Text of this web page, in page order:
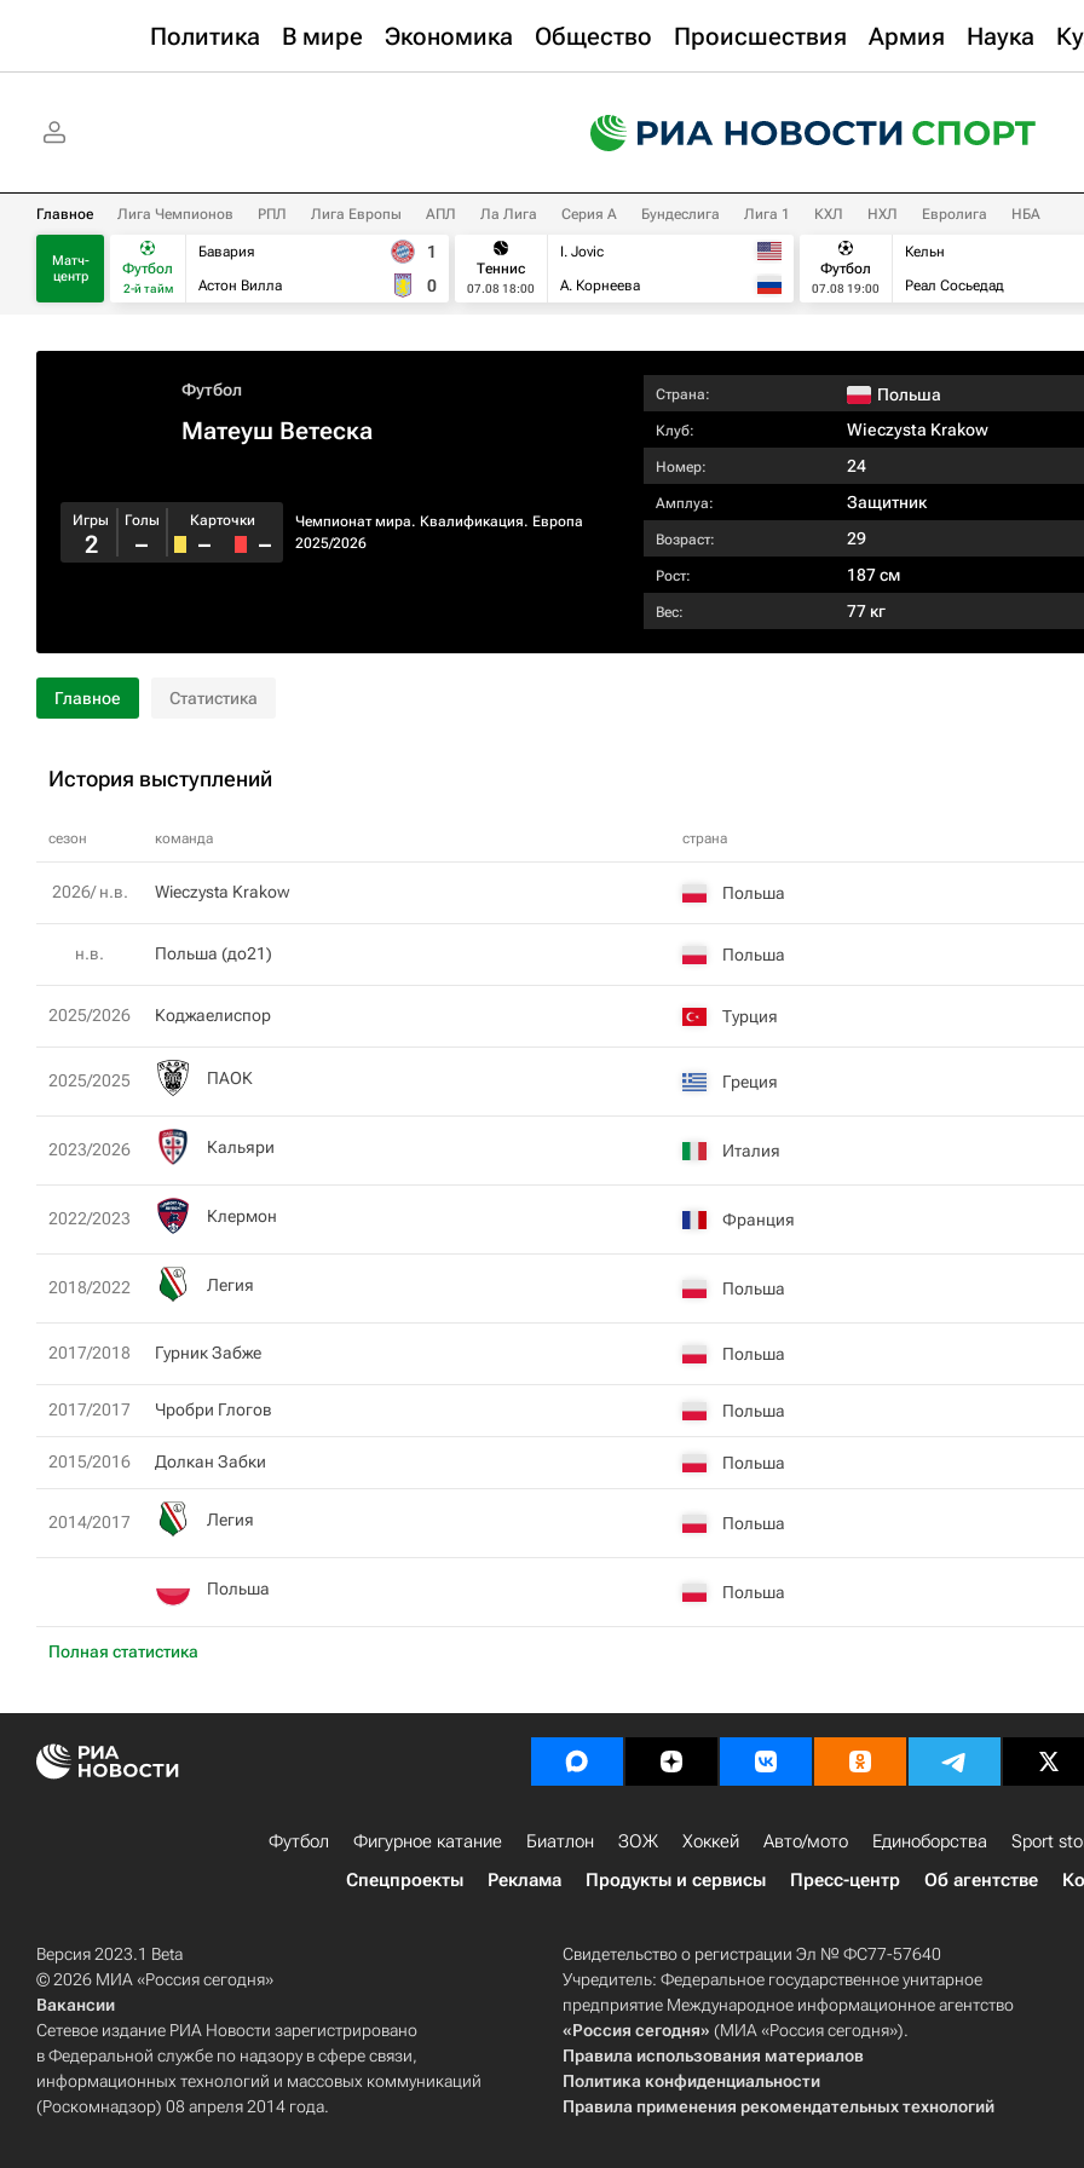
Политика В мире Экономика Общество Происшествия Армия Наука
Главное Лига Чемпионов РПЛ Лига Европы АПЛ Ла Лига Серия А Бундеслига Лига 1 КХЛ НХЛ Евролига НБА
Матч-
центр
Футбол
2-й тайм
Бавария
Астон Вилла
1
0
Теннис
07.08 18:00
I. Jovic
А. Корнеева
Футбол
07.08 19:00
Кельн
Реал Сосьедад
Футбол
Матеуш Ветеска
Чемпионат мира. Квалификация. Европа
2025/2026
Игры
2
Голы
–
Карточки
– –
Страна: Польша
Клуб: Wieczysta Krakow
Номер: 24
Амплуа: Защитник
Возраст: 29
Рост: 187 см
Вес: 77 кг
Главное Статистика
История выступлений
сезон команда страна
Полная статистика
2026/ н.в. Wieczysta Krakow Польша
н.в. Польша (до21) Польша
2025/2026 Коджаелиспор Турция
2025/2025 ПАОК Греция
2023/2026 Кальяри Италия
2022/2023 Клермон Франция
2018/2022 Легия Польша
2017/2018 Гурник Забже Польша
2017/2017 Чробри Глогов Польша
2015/2016 Долкан Забки Польша
2014/2017 Легия Польша
Польша Польша
Футбол Фигурное катание Биатлон ЗОЖ Хоккей Авто/мото Единоборства Sport
Спецпроекты
Реклама Продукты и сервисы Пресс-центр Об агентстве
Версия 2023.1 Beta
© 2026 МИА «Россия сегодня»
Вакансии
Сетевое издание РИА Новости зарегистрировано
в Федеральной службе по надзору в сфере связи,
информационных технологий и массовых коммуникаций
(Роскомнадзор) 08 апреля 2014 года.
Свидетельство о регистрации Эл № ФС77-57640
Учредитель: Федеральное государственное унитарное
предприятие Международное информационное агентство
«Россия сегодня» (МИА «Россия сегодня»).
Правила использования материалов
Политика конфиденциальности
Правила применения рекомендательных технологий